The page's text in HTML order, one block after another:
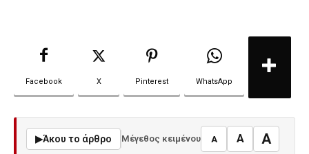
Facebook X Pinterest WhatsApp
▶Άκου το άρθρο Μέγεθος κειμένου A A A